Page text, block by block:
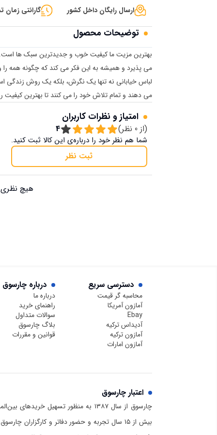
ارسال رایگان داخل کشور گارانتی زمان
توضیحات محصول
لباس خیابانی نه تنها یک نگرش، بلکه یک روش زندگی
می دهند و تمام تلاش خود را می کنند تا بهترین کیفیت
امتیاز و نظرات کاربران
(از0 نظر) 4
شما هم نظر خود را درباره‌ی این کالا ثبت کنید.
ثبت نظر
هیچ نظری
دسترسی سریع
محاسبه گر قیمت
آمازون آمریکا
Ebay
آدیداس ترکیه
آمازون ترکیه
آمازون امارات
درباره چارسوق
درباره ما
راهنمای خرید
سوالات متداول
بلاگ چارسوق
قوانین و مقررات
اعتبار چارسوق
چارسوق از سال ۱۳۸۷ به منظور تسهیل
بیش از ۱۵ سال تجربه و حضور دفاتر و کارگزاران